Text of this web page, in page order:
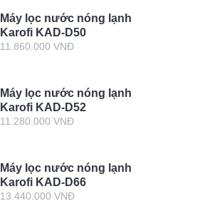
Máy lọc nước nóng lạnh
Karofi KAD-D50
11.860.000 VNĐ
Máy lọc nước nóng lạnh
Karofi KAD-D52
11.280.000 VNĐ
Máy lọc nước nóng lạnh
Karofi KAD-D66
13.440.000 VNĐ